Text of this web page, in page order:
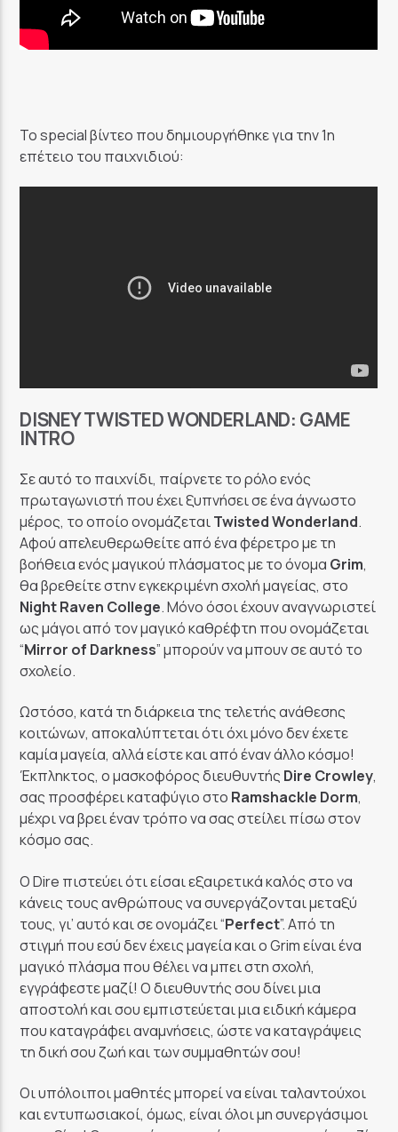
Το special βίντεο που δημιουργήθηκε για την 1η
επέτειο του παιχνιδιού:
DISNEY TWISTED WONDERLAND: GAME
INTRO
Σε αυτό το παιχνίδι, παίρνετε το ρόλο ενός
πρωταγωνιστή που έχει ξυπνήσει σε ένα άγνωστο
μέρος, το οποίο ονομάζεταιTwisted Wonderland.
Αφού απελευθερωθείτε από ένα φέρετρο με τη
βοήθεια ενός μαγικού πλάσματος με το όνομα Grim,
θα βρεθείτε στην εγκεκριμένη σχολή μαγείας, στο
Night Raven College. Μόνο όσοι έχουν αναγνωριστεί
ως μάγοι από τον μαγικό καθρέφτη που ονομάζεται
“Mirror of Darkness” μπορούν να μπουν σε αυτό το
σχολείο.
Ωστόσο, κατά τη διάρκεια της τελετής ανάθεσης
κοιτώνων, αποκαλύπτεται ότι όχι μόνο δεν έχετε
καμία μαγεία, αλλά είστε και από έναν άλλο κόσμο!
Έκπληκτος, ο μασκοφόρος διευθυντής Dire Crowley,
σας προσφέρει καταφύγιο στο Ramshackle Dorm,
μέχρι να βρει έναν τρόπο να σας στείλει πίσω στον
κόσμο σας.
Ο Dire πιστεύει ότι είσαι εξαιρετικά καλός στο να
κάνεις τους ανθρώπους να συνεργάζονται μεταξύ
τους, γι’ αυτό και σε ονομάζει “Perfect”. Από τη
στιγμή που εσύ δεν έχεις μαγεία και ο Grim είναι ένα
μαγικό πλάσμα που θέλει να μπει στη σχολή,
εγγράφεστε μαζί! Ο διευθυντής σου δίνει μια
αποστολή και σου εμπιστεύεται μια ειδική κάμερα
που καταγράφει αναμνήσεις, ώστε να καταγράψεις
τη δική σου ζωή και των συμμαθητών σου!
Οι υπόλοιποι μαθητές μπορεί να είναι ταλαντούχοι
και εντυπωσιακοί, όμως, είναι όλοι μη συνεργάσιμοι